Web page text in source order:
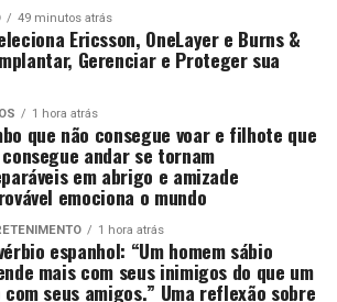
49 minutos atrás
Ericsson, OneLayer e Burns &
Gerenciar e Proteger sua
1 hora atrás
que não consegue voar e filhote que
andar se tornam
em abrigo e amizade
emociona o mundo
1 hora atrás
espanhol: “Um homem sábio
mais com seus inimigos do que um
seus amigos.” Uma reflexão sobre